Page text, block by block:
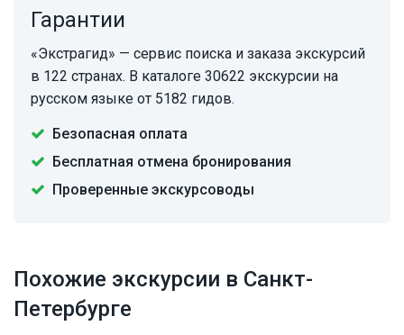
Гарантии
«Экстрагид» — сервис поиска и заказа экскурсий
в 122 странах. В каталоге 30622 экскурсии на
русском языке от 5182 гидов.
Безопасная оплата
Бесплатная отмена бронирования
Проверенные экскурсоводы
Похожие экскурсии в Санкт-
Петербурге